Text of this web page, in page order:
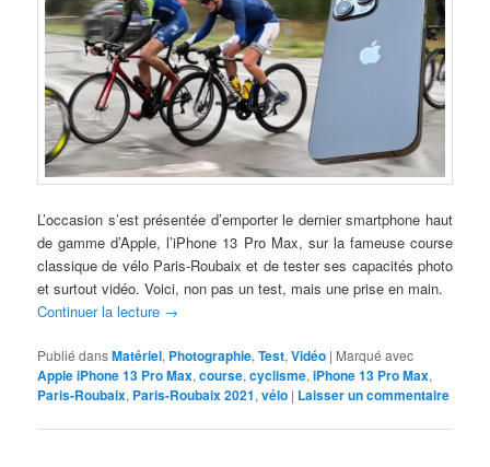
L’occasion s’est présentée d’emporter le dernier smartphone haut
de gamme d’Apple, l’iPhone 13 Pro Max, sur la fameuse course
classique de vélo Paris-Roubaix et de tester ses capacités photo
et surtout vidéo. Voici, non pas un test, mais une prise en main.
Continuer la lecture →
Publié dansMatériel, Photographie,Test,Vidéo | Marqué avec
Apple iPhone 13 Pro Max,course,cyclisme,iPhone 13 Pro Max,
Paris-Roubaix, Paris-Roubaix 2021,vélo | Laisser un commentaire